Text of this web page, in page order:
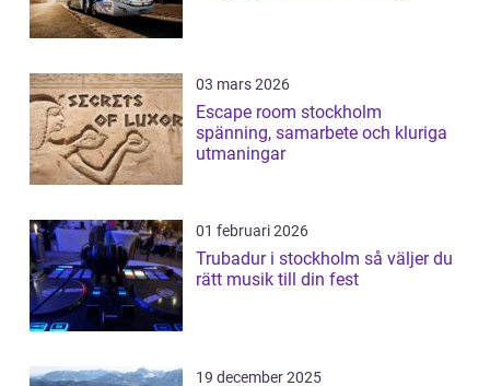
03 mars 2026
Escape room stockholm
spänning, samarbete och kluriga
utmaningar
01 februari 2026
Trubadur i stockholm så väljer du
rätt musik till din fest
19 december 2025